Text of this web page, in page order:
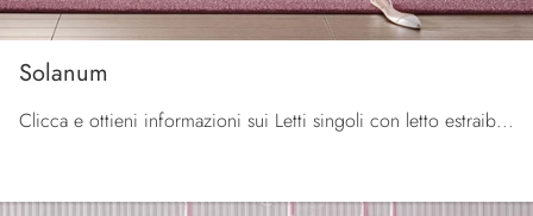
Solanum
Clicca e ottieni informazioni sui Letti singoli con letto estraibile: se cerchi modelli moderni, il modello Solanum Le Comfort fa al caso tuo.